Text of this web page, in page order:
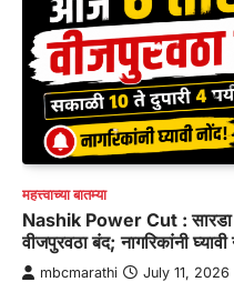
महत्त्वाच्या बातम्या
Nashik Power Cut : सारडा
वीजपुरवठा बंद; नागरिकांनी घ्यावी
mbcmarathi July 11, 2026